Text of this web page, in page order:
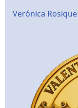
Verónica Rosique